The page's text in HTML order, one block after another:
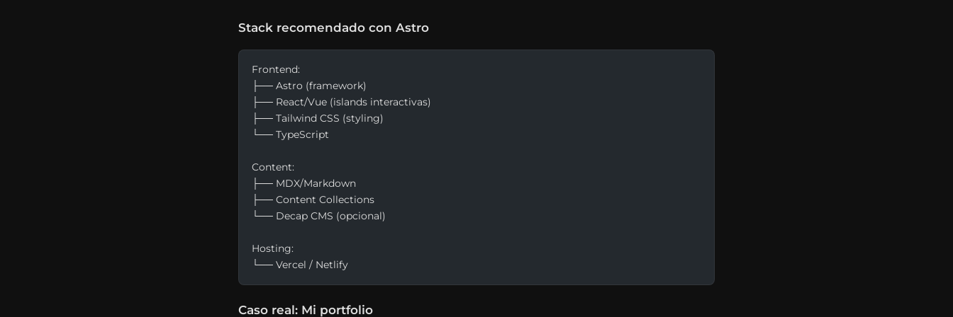
Stack recomendado con Astro
Frontend:
├── Astro (framework)
├── React/Vue (islands interactivas)
├── Tailwind CSS (styling)
└── TypeScript
Content:
├── MDX/Markdown
├── Content Collections
└── Decap CMS (opcional)
Hosting:
└── Vercel / Netlify
Caso real: Mi portfolio